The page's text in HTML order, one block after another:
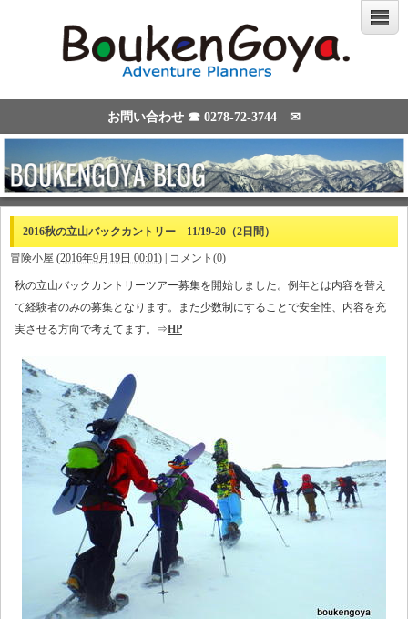
お問い合わせ ☎ 0278-72-3744 ✉
2016秋の立山バックカントリー 11/19-20（2日間）
冒険小屋 (2016年9月19日 00:01) | コメント(0)
秋の立山バックカントリーツアー募集を開始しました。例年とは内容を替え
て経験者のみの募集となります。また少数制にすることで安全性、内容を充
実させる方向で考えてます。⇒HP